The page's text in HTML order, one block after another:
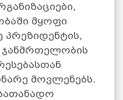
მყოფი
პრეზიდენტის,
ჯანმრთელობის
მოვლენებს.